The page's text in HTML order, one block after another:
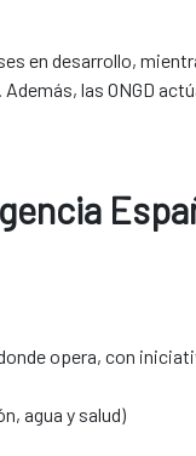
en desarrollo,
las ONGD
opera, con
agua y salud)